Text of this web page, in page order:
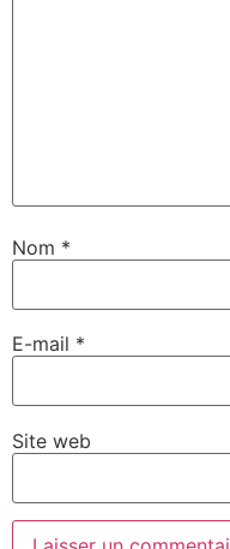
Nom *
E-mail *
Site web